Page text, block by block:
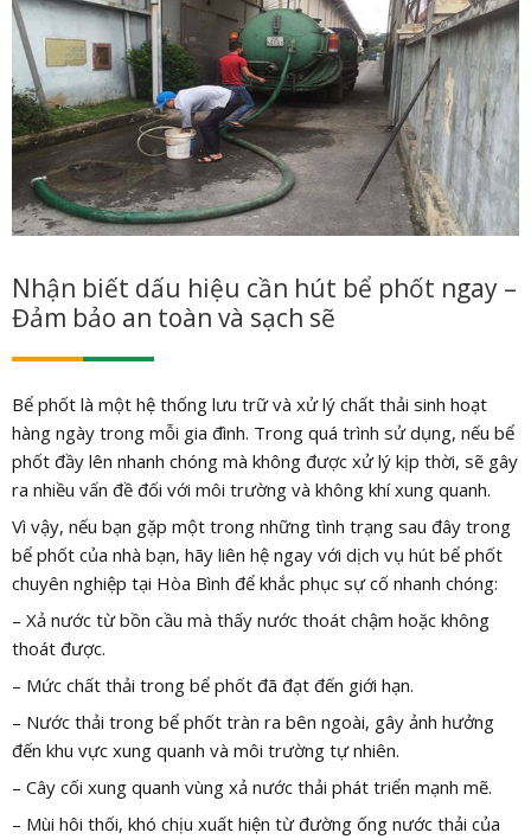
Nhận biết dấu hiệu cần hút bể phốt ngay –
Đảm bảo an toàn và sạch sẽ
Bể phốt là một hệ thống lưu trữ và xử lý chất thải sinh hoạt
hàng ngày trong mỗi gia đình. Trong quá trình sử dụng, nếu bể
phốt đầy lên nhanh chóng mà không được xử lý kịp thời, sẽ gây
ra nhiều vấn đề đối với môi trường và không khí xung quanh.
Vì vậy, nếu bạn gặp một trong những tình trạng sau đây trong
bể phốt của nhà bạn, hãy liên hệ ngay với dịch vụ hút bể phốt
chuyên nghiệp tại Hòa Bình để khắc phục sự cố nhanh chóng:
– Xả nước từ bồn cầu mà thấy nước thoát chậm hoặc không
thoát được.
– Mức chất thải trong bể phốt đã đạt đến giới hạn.
– Nước thải trong bể phốt tràn ra bên ngoài, gây ảnh hưởng
đến khu vực xung quanh và môi trường tự nhiên.
– Cây cối xung quanh vùng xả nước thải phát triển mạnh mẽ.
– Mùi hôi thối, khó chịu xuất hiện từ đường ống nước thải của